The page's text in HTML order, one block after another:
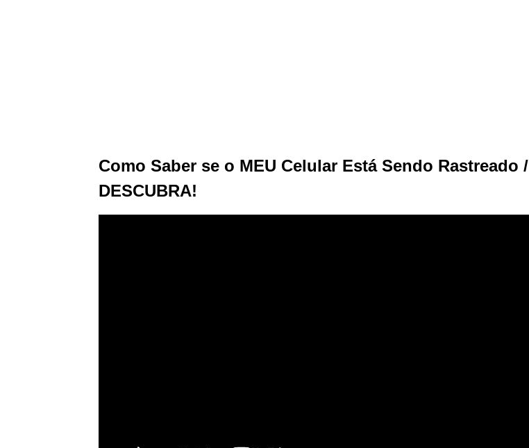
Como Saber se o MEU Celular Está Sendo Rastreado /
DESCUBRA!